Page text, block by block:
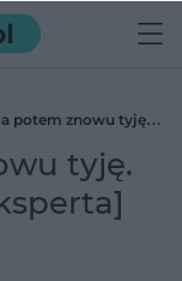
potem znowu tyję.
tyję.